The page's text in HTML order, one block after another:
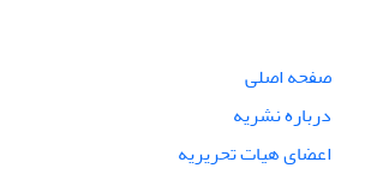
صفحه اصلی
درباره نشریه
اعضای هیات تحریریه